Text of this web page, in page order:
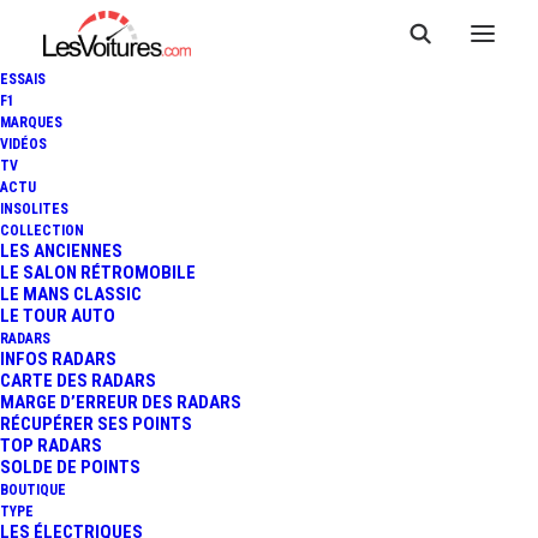
ESSAIS
F1
MARQUES
VIDÉOS
TV
ACTU
INSOLITES
COLLECTION
LES ANCIENNES
LE SALON RÉTROMOBILE
LE MANS CLASSIC
LE TOUR AUTO
RADARS
INFOS RADARS
CARTE DES RADARS
MARGE D’ERREUR DES RADARS
RÉCUPÉRER SES POINTS
TOP RADARS
SOLDE DE POINTS
BOUTIQUE
TYPE
LES ÉLECTRIQUES
28 juin 2013
OPEL ASTRA : LE